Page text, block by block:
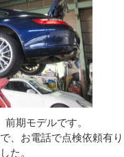
期モデルです。
、お電話で点検依頼有
た。